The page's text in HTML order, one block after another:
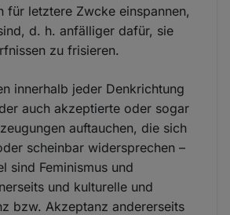
für letztere Zwcke einspannen,
d. h. anfälliger dafür, sie
zu frisieren.
innerhalb jeder Denkrichtung
auch akzeptierte oder sogar
auftauchen, die sich
scheinbar widersprechen –
sind Feminismus und
und kulturelle und
bzw. Akzeptanz andererseits